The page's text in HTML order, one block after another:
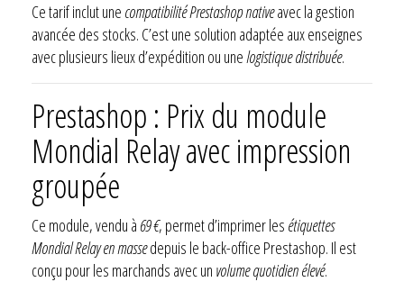
Ce tarif inclut une compatibilité Prestashop nativeavec la gestion
avancée des stocks. C’est une solution adaptée aux enseignes
avec plusieurs lieux d’expédition ou une logistique distribuée.
Prestashop : Prix du module
Mondial Relay avec impression
groupée
Ce module, vendu à 69 €, permet d’imprimer les étiquettes
Mondial Relay en massedepuis le back-office Prestashop. Il est
conçu pour les marchands avec un volume quotidien élevé.